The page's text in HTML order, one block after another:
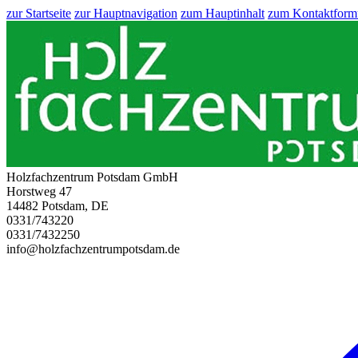
zur Startseite zur Hauptnavigation zum Hauptinhalt zum
Holzfachzentrum Potsdam GmbH
Horstweg 47
14482 Potsdam, DE
0331/743220
0331/7432250
info@holzfachzentrumpotsdam.de